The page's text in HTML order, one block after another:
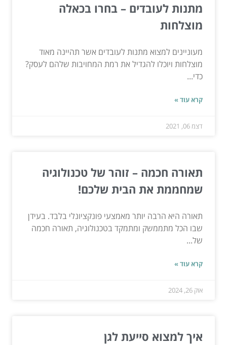
מתנות לעובדים – בחרו בכאלה
מוצלחות
מעוניינים למצוא מתנות לעובדים אשר תהיינה מאוד
מוצלחות ויוכלו להגדיל את רמת המחויבות שלהם לעסק?
כדי...
קרא עוד »
דצמ 06, 2021
תאורה חכמה – זוהר של טכנולוגיה
שמחממת את הבית שלכם!
תאורה היא הרבה יותר מאמצעי פונקציונלי בלבד. בעידן
שבו הכל מתממשק ומתמקד בטכנולוגיה, תאורה חכמה
של...
קרא עוד »
אוק 26, 2024
איך למצוא סייעת לגן